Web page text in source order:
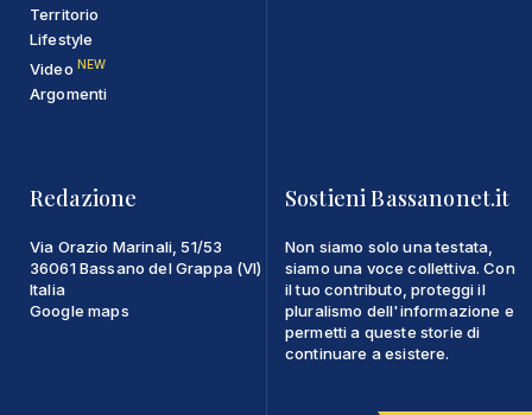
Territorio
Lifestyle
Video NEW
Argomenti
Redazione
Via Orazio Marinali, 51/53
36061 Bassano del Grappa (VI)
Italia
Google maps
Sostieni Bassanonet.it
Non siamo solo una testata,
siamo una voce collettiva. Con
il tuo contributo, proteggi il
pluralismo dell'informazione e
permetti a queste storie di
continuare a esistere.